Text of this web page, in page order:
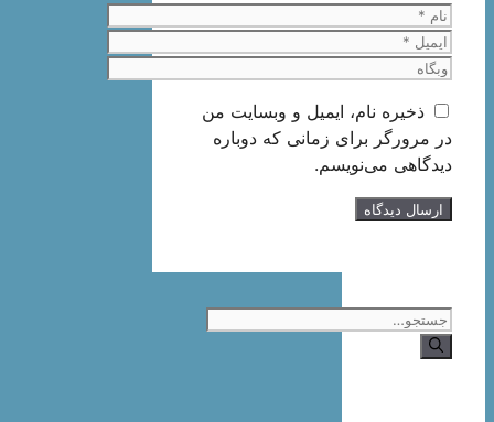
نام
ایمیل
وبگاه
ذخیره نام، ایمیل و وبسایت من
در مرورگر برای زمانی که دوباره
دیدگاهی می‌نویسم.
جستجوی